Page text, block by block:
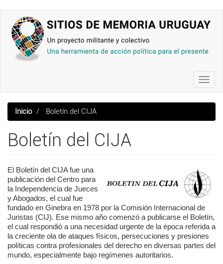
contenido
principal
Inicio Boletín del CIJA
Boletín del CIJA
El Boletín del CIJA fue una
publicación del Centro para
la Independencia de Jueces
y Abogados, el cual fue
fundado en Ginebra en 1978 por la Comisión Internacional de
Juristas (CIJ). Ese mismo año comenzó a publicarse el Boletín,
el cual respondió a una necesidad urgente de la época referida a
la creciente ola de ataques físicos, persecuciones y presiones
políticas contra profesionales del derecho en diversas partes del
mundo, especialmente bajo regímenes autoritarios.